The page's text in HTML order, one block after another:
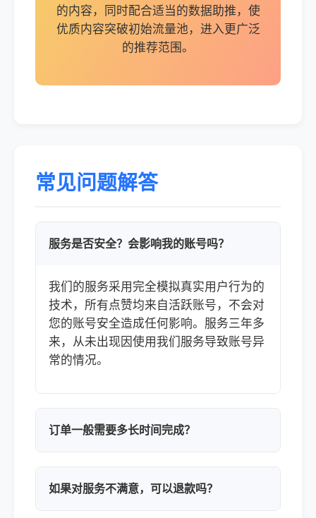
的内容，同时配合适当的数据助推，使
优质内容突破初始流量池，进入更广泛
的推荐范围。
常见问题解答
服务是否安全？会影响我的账号吗？
我们的服务采用完全模拟真实用户行为的
技术，所有点赞均来自活跃账号，不会对
您的账号安全造成任何影响。服务三年多
来，从未出现因使用我们服务导致账号异
常的情况。
订单一般需要多长时间完成？
如果对服务不满意，可以退款吗？